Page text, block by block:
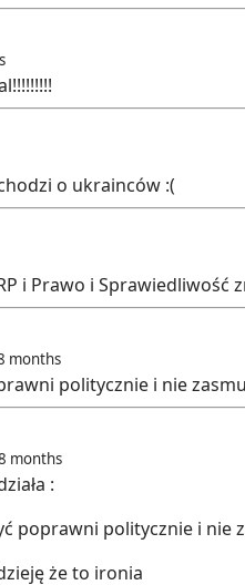
o ukrainców :(
i Prawo i Sprawiedliwość
months
politycznie i nie
months
:
poprawni politycznie i nie
że to ironia